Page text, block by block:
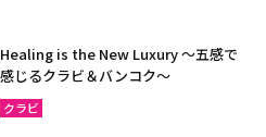
Healing is the New Luxury ～五感で
感じるクラビ＆バンコク～
クラビ